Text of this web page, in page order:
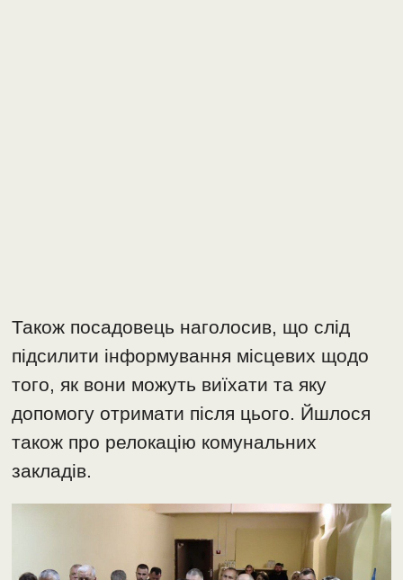
Також посадовець наголосив, що слід
підсилити інформування місцевих щодо
того, як вони можуть виїхати та яку
допомогу отримати після цього. Йшлося
також про релокацію комунальних
закладів.